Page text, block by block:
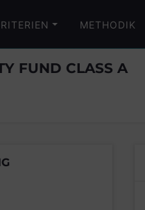
METHODIK
FUND CLASS A